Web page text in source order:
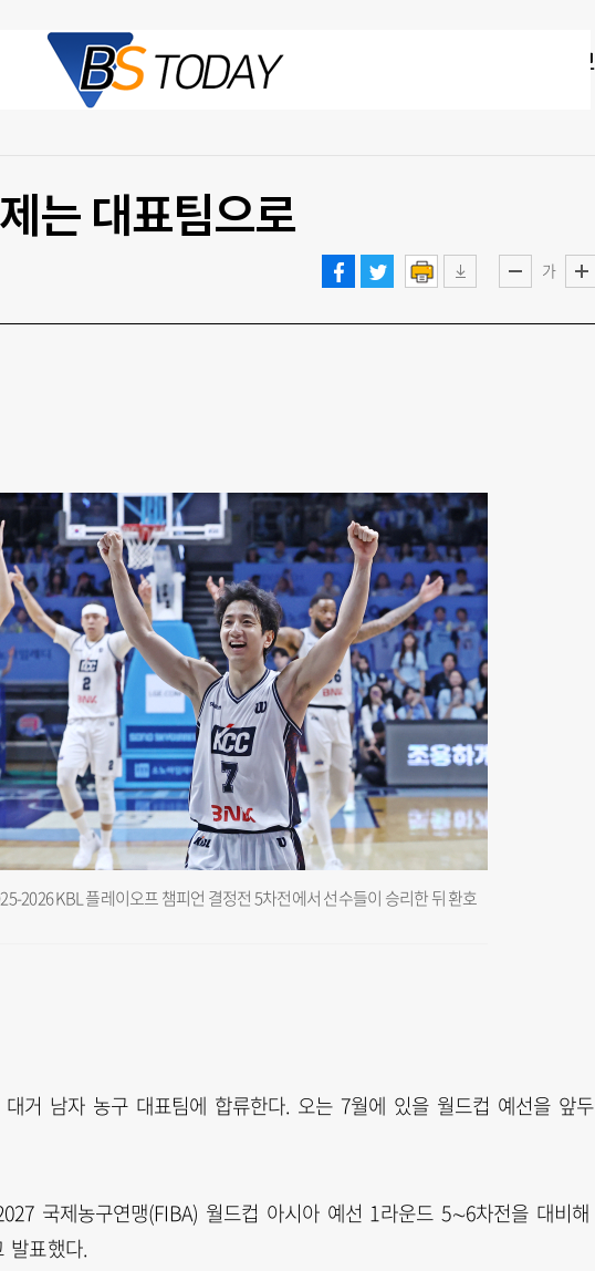
는 대표팀으로
가
2026 KBL 플레이오프 챔피언 결정전 5차전에서 선수들이 승리한 뒤 환호
거 남자 농구 대표팀에 합류한다. 오는 7월에 있을 월드컵 예선을 앞두
국제농구연맹(FIBA) 월드컵 아시아 예선 1라운드 5∼6차전을 대비해
발표했다.